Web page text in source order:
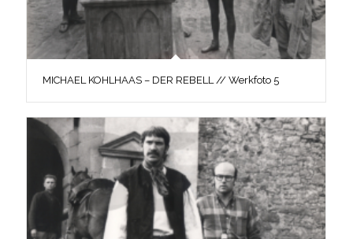
MICHAEL KOHLHAAS – DER REBELL // Werkfoto 5